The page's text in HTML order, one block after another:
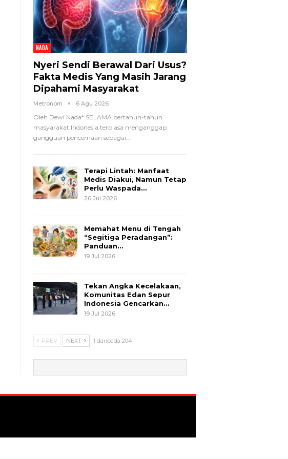
NADA
Nyeri Sendi Berawal Dari Usus?
Fakta Medis Yang Masih Jarang
Dipahami Masyarakat
Metronom 6 Agu 2026
Oleh Dewi Nada* SELAMA bertahun-tahun
masyarakat Indonesia terbiasa menganggap
gangguan pencernaan sebagai…
Terapi Lintah: Manfaat
Medis Diakui, Namun Tetap
Perlu Waspada…
26 Jul 2026
Memahat Menu di Tengah
“Segitiga Peradangan”:
Panduan…
19 Jul 2026
Tekan Angka Kecelakaan,
Komunitas Edan Sepur
Indonesia Gencarkan…
19 Jul 2026
PREV NEXT 1 daripada 204